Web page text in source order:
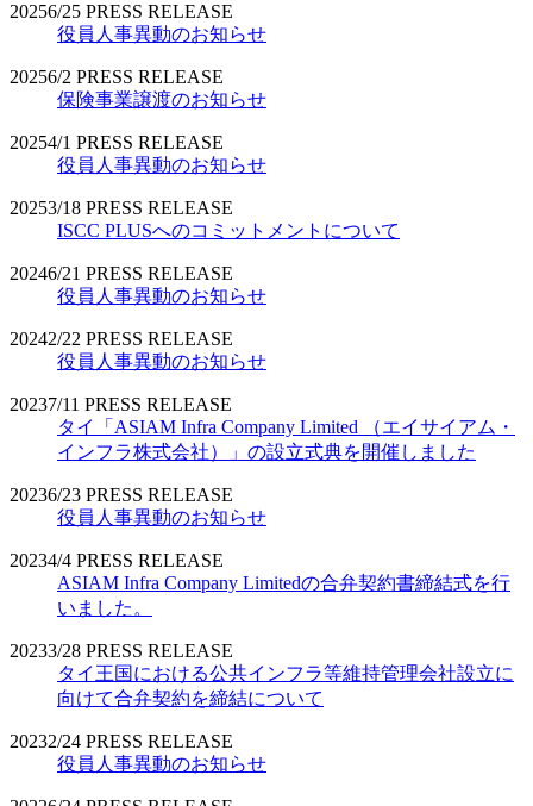
20256/25 PRESS RELEASE
役員人事異動のお知らせ
20256/2 PRESS RELEASE
保険事業譲渡のお知らせ
20254/1 PRESS RELEASE
役員人事異動のお知らせ
20253/18 PRESS RELEASE
ISCC PLUSへのコミットメントについて
20246/21 PRESS RELEASE
役員人事異動のお知らせ
20242/22 PRESS RELEASE
役員人事異動のお知らせ
20237/11 PRESS RELEASE
タイ「ASIAM Infra Company Limited （エイサイアム・
インフラ株式会社）」の設立式典を開催しました
20236/23 PRESS RELEASE
役員人事異動のお知らせ
20234/4 PRESS RELEASE
ASIAM Infra Company Limitedの合弁契約書締結式を行
いました。
20233/28 PRESS RELEASE
タイ王国における公共インフラ等維持管理会社設立に
向けて合弁契約を締結について
20232/24 PRESS RELEASE
役員人事異動のお知らせ